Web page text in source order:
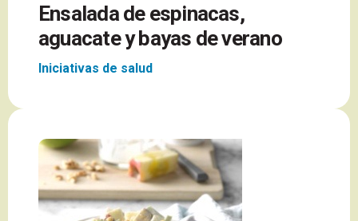
Ensalada de espinacas,
aguacate y bayas de verano
Iniciativas de salud